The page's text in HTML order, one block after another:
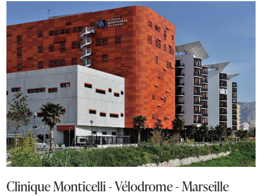
Clinique Monticelli - Vélodrome - Marseille